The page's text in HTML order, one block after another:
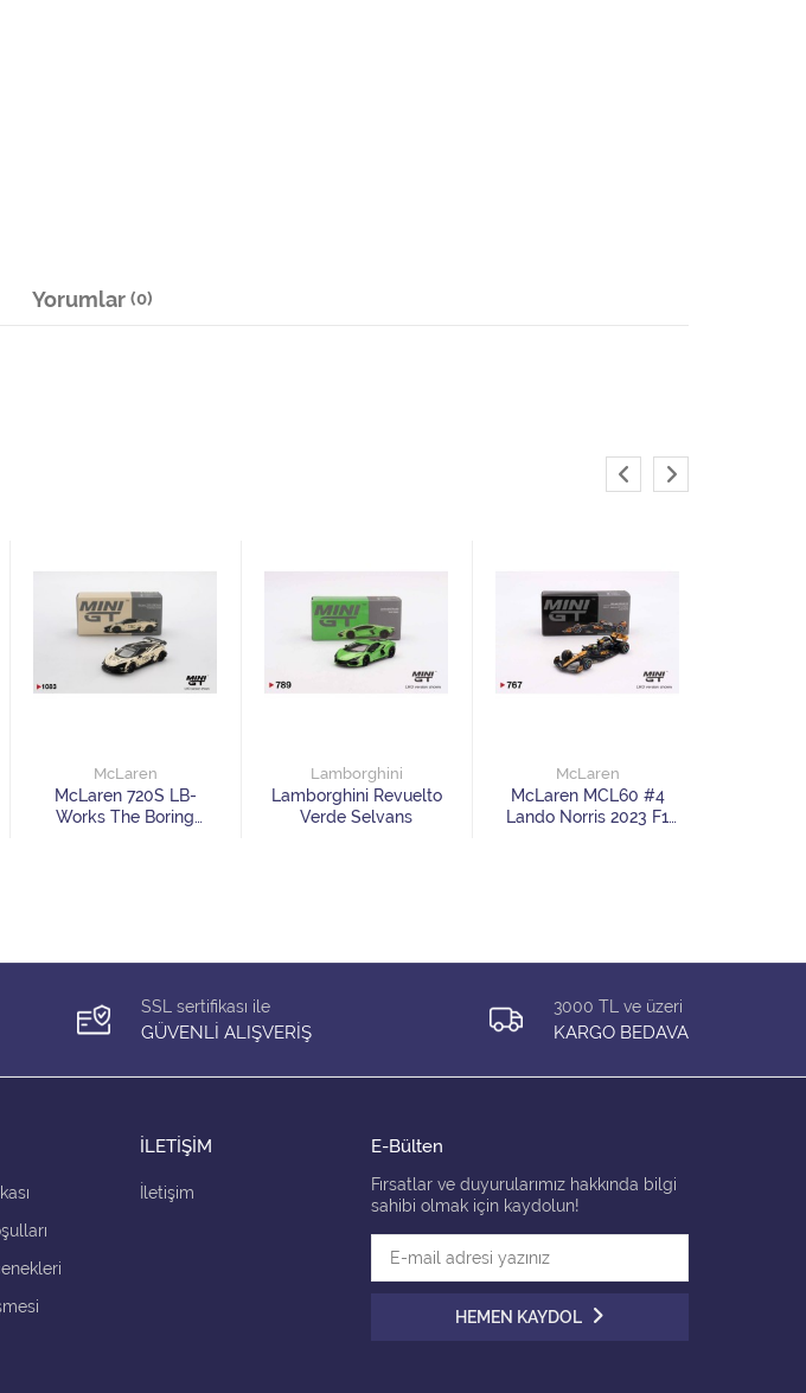
Yorumlar (0)
McLaren
McLaren 720S LB-
Works The Boring
Lamborghini
Lamborghini Revuelto
Verde Selvans
McLaren
McLaren MCL60 #4
Lando Norris 2023 F1
SSL sertifikası ile
GÜVENLİ ALIŞVERİŞ
3000 TL ve üzeri
KARGO BEDAVA
E-Bülten
Fırsatlar ve duyurularımız hakkında bilgi
sahibi olmak için kaydolun!
HEMEN KAYDOL
İLETİŞİM
İletişim